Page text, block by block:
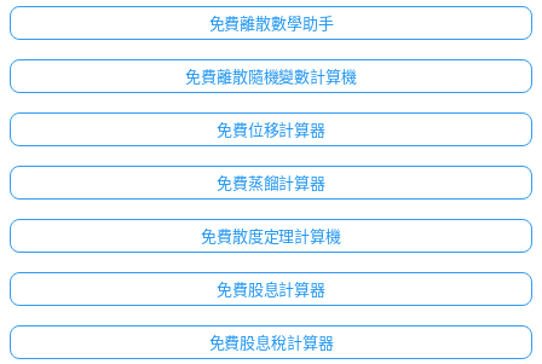
免費離散數學助手
免費離散隨機變數計算機
免費位移計算器
免費蒸餾計算器
免費散度定理計算機
免費股息計算器
免費股息稅計算器